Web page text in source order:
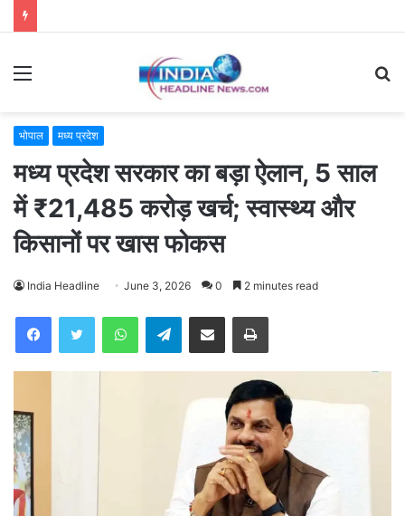
Menu
भोपाल मध्य प्रदेश
मध्य प्रदेश सरकार का बड़ा ऐलान, 5 साल
में ₹21,485 करोड़ खर्च; स्वास्थ्य और
किसानों पर खास फोकस
India Headline June 3, 2026 0 2 minutes read
WhatsAppTelegramShare via Email Print